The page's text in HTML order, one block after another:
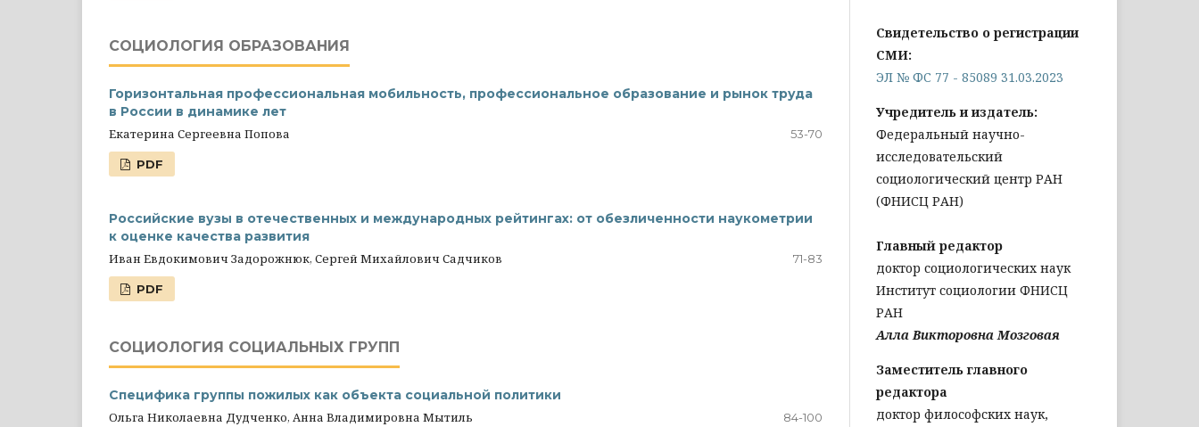
СОЦИОЛОГИЯ ОБРАЗОВАНИЯ
Горизонтальная профессиональная мобильность, профессиональное образование и рынок труда
в России в динамике лет
Екатерина Сергеевна Попова
53-70
PDF
Российские вузы в отечественных и международных рейтингах: от обезличенности наукометрии
к оценке качества развития
Иван Евдокимович Задорожнюк, Сергей Михайлович Садчиков
71-83
PDF
СОЦИОЛОГИЯ СОЦИАЛЬНЫХ ГРУПП
Специфика группы пожилых как объекта социальной политики
Ольга Николаевна Дудченко, Анна Владимировна Мытиль
84-100
Свидетельство о регистрации
СМИ:
ЭЛ № ФС 77 - 85089 31.03.2023
Учредитель и издатель:
Федеральный научно-
исследовательский
социологический центр РАН
(ФНИСЦ РАН)
Главный редактор
доктор социологических наук
Институт социологии ФНИСЦ
РАН
Алла Викторовна Мозговая
Заместитель главного
редактора
доктор философских наук,